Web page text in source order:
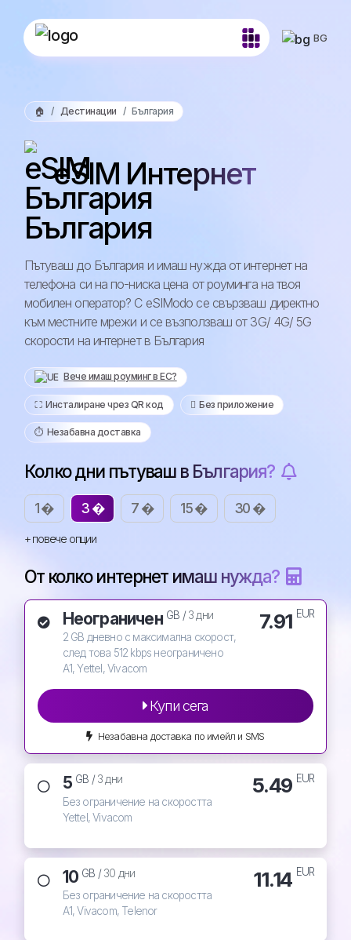
BG
🏠 Дестинации България
eSIM Интернет
България
Пътуваш до България и имаш нужда от интернет на
телефона си на по-ниска цена от роуминга на твоя
мобилен оператор? С eSIModo се свързваш директно
към местните мрежи и се възползваш от 3G/ 4G/ 5G
скорости на интернет в България
Вече имаш роуминг в ЕС?
⛶️️ Инсталиране чрез QR код ️ Без приложение
⏱️️ Незабавна доставка
Колко дни пътуваш в България?
1 � 3 � 7 � 15 � 30 �
+ повече опции
От колко интернет имаш нужда?
Неограничен GB /3 дни
2 GB дневно с максимална скорост,
след това 512 kbps неограничено
A1, Yettel, Vivacom
7.91 EUR
Купи сега
Незабавна доставка по имейл и SMS
5 GB /3 дни
Без ограничение на скоростта
Yettel, Vivacom
5.49 EUR
10 GB /30 дни
Без ограничение на скоростта
A1, Vivacom, Telenor
11.14 EUR